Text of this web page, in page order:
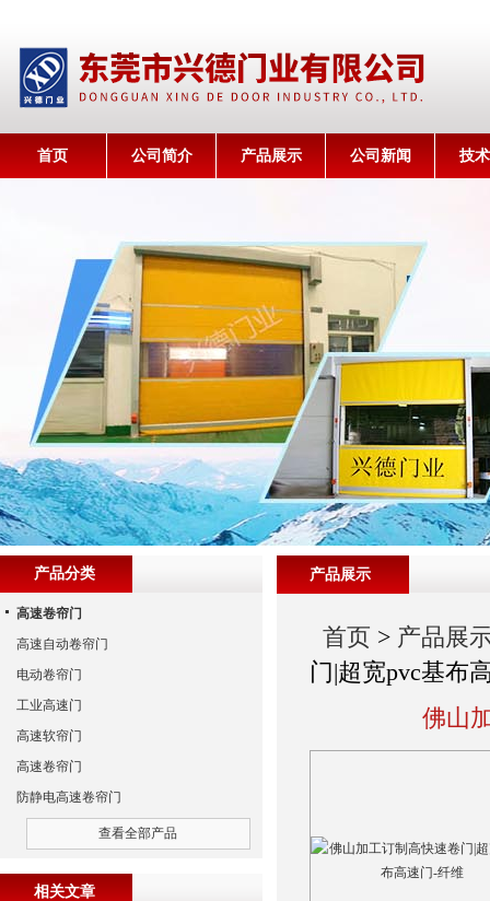
首页 公司简介 产品展示 公司新闻 技
产品展示
首页 > 产品展
门|超宽pvc基布
佛山
产品分类
高速卷帘门
高速自动卷帘门
电动卷帘门
工业高速门
高速软帘门
高速卷帘门
防静电高速卷帘门
查看全部产品
相关文章